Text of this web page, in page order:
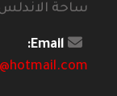
ساحة
Email: